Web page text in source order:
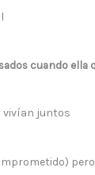
cuando ella
vivían juntos